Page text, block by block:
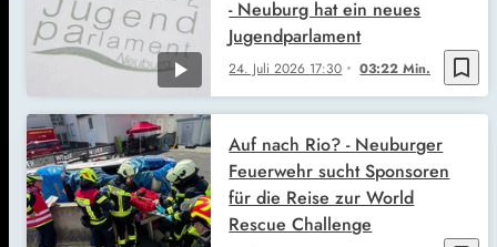
bookmark_border
24. Juli 2026 17:30 03:22 Min.
- Neuburg hat ein neues
Jugendparlament
Auf nach Rio? - Neuburger
Feuerwehr sucht Sponsoren
für die Reise zur World
Rescue Challenge